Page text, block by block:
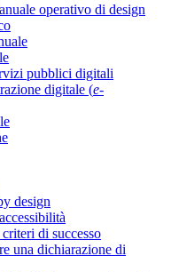
operativo di design
pubblici digitali
digitale (e-
design
di successo
una dichiarazione di